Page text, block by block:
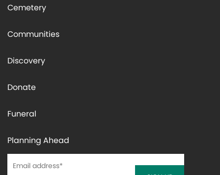
Cemetery
Communities
Discovery
Donate
Funeral
Planning Ahead